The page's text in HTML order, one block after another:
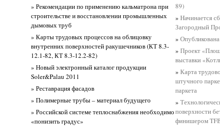
» Рекомендации по применению кальматрона при
строительстве и восстановлении промышленных
дымовых труб
» Карты трудовых процессов на облицовку
внутренних поверхностей ракушечников (КТ 8.3-
12.1-82, КТ 8.3-12.2-82)
» Новый электронный каталог продукции
Soler&Palau 2011
» Реставрация фасадов
» Полимерные трубы – материал будущего
» Российской системе теплоснабжения необходимо
«понизить градус»
89)
»Hачинается
Загородный
»
»Проект
выставки
»Карта
штучного
паркета
»
поверхности
финишером